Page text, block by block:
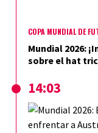
COPA MUNDIAL DE
Mundial 2026:
sobre el hat
14:03